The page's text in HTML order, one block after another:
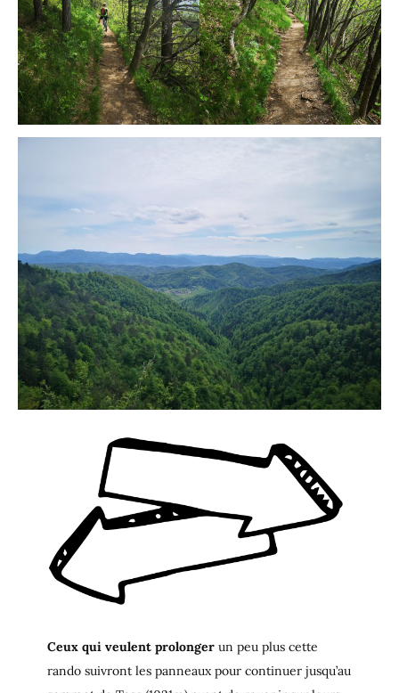
Ceux qui veulent prolongerun peu plus cette
rando suivront les panneaux pour continuer jusqu’au